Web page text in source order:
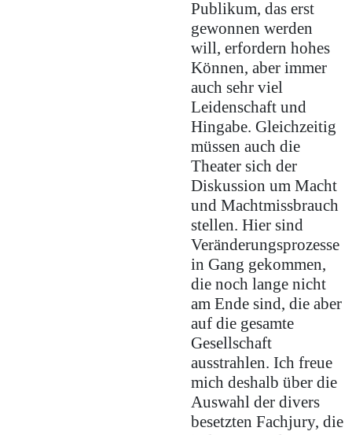
Publikum, das erst
gewonnen werden
will, erfordern hohes
Können, aber immer
auch sehr viel
Leidenschaft und
Hingabe. Gleichzeitig
müssen auch die
Theater sich der
Diskussion um Macht
und Machtmissbrauch
stellen. Hier sind
Veränderungsprozesse
in Gang gekommen,
die noch lange nicht
am Ende sind, die aber
auf die gesamte
Gesellschaft
ausstrahlen. Ich freue
mich deshalb über die
Auswahl der divers
besetzten Fachjury, die